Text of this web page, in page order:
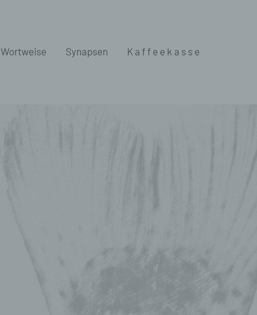
Wortweise Synapsen K a f f e e k a s s e